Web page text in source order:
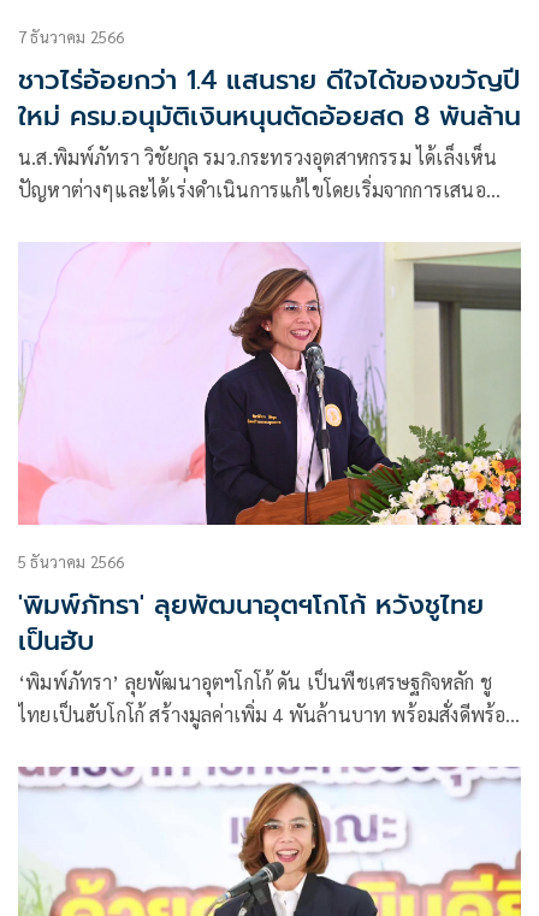
7 ธันวาคม 2566
ชาวไร่อ้อยกว่า 1.4 แสนราย ดีใจได้ของขวัญปี
ใหม่ ครม.อนุมัติเงินหนุนตัดอ้อยสด 8 พันล้าน
น.ส.พิมพ์ภัทรา วิชัยกุล รมว.กระทรวงอุตสาหกรรม ได้เล็งเห็น
ปัญหาต่างๆและได้เร่งดำเนินการแก้ไขโดยเริ่มจากการเสนอ
ลดฝุ่น pm 2.5 ในการประชุมคณะรัฐมนตรี (ครม.)
5 ธันวาคม 2566
'พิมพ์ภัทรา' ลุยพัฒนาอุตฯโกโก้ หวังชูไทย
เป็นฮับ
‘พิมพ์ภัทรา’ ลุยพัฒนาอุตฯโกโก้ ดัน เป็นพืชเศรษฐกิจหลัก ชู
ไทยเป็นฮับโกโก้ สร้างมูลค่าเพิ่ม 4 พันล้านบาท พร้อมสั่งดีพร้อม